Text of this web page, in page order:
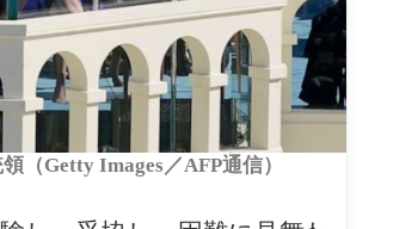
（Getty Images／AFP通信）